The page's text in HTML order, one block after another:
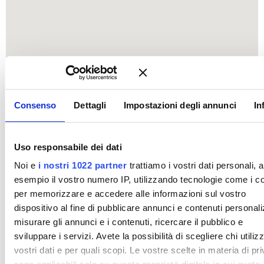
Consenso Dettagli Impostazioni degli annunci
Uso responsabile dei dati
Noi e i nostri 1022 partnertrattiamo i vostri dati personali,
esempio il vostro numero IP, utilizzando tecnologie come i
per memorizzare e accedere alle informazioni sul vostro
dispositivo al fine di pubblicare annunci e contenuti
misurare gli annunci e i contenuti, ricercare il pubblico e
sviluppare i servizi. Avete la possibilità di scegliere chi
vostri dati e per quali scopi. Le vostre scelte in materia di